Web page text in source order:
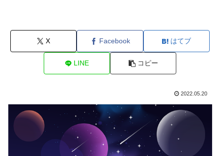
X Facebook はてブ
LINE コピー
2022.05.20